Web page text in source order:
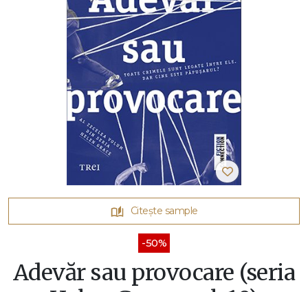
Citește sample
-50%
Adevăr sau provocare (seria